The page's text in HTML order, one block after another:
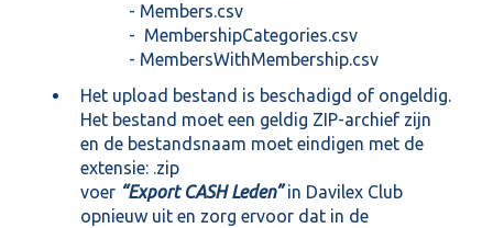
- Members.csv
- MembershipCategories.csv
- MembersWithMembership.csv
Het upload bestand is beschadigd of ongeldig.
Het bestand moet een geldig ZIP-archief zijn
en de bestandsnaam moet eindigen met de
extensie: .zip
voer “Export CASH Leden”in Davilex Club
opnieuw uit en zorg ervoor dat in de